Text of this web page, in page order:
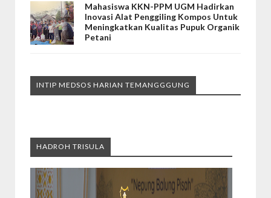
Mahasiswa KKN-PPM UGM Hadirkan
Inovasi Alat Penggiling Kompos Untuk
Meningkatkan Kualitas Pupuk Organik
Petani
INTIP MEDSOS HARIAN TEMANGGGUNG
HADROH TRISULA